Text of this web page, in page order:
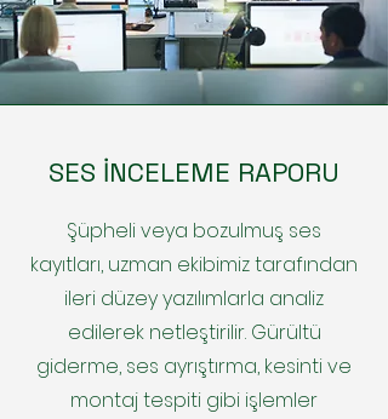
SES İNCELEME RAPORU
Şüpheli veya bozulmuş ses
kayıtları, uzman ekibimiz tarafından
ileri düzey yazılımlarla analiz
edilerek netleştirilir. Gürültü
giderme, ses ayrıştırma, kesinti ve
montaj tespiti gibi işlemler